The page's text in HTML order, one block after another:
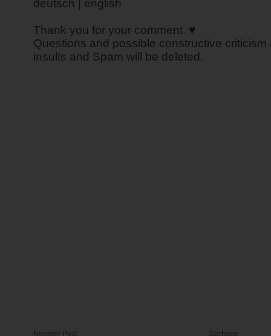
deutsch | english
Thank you for your comment. ♥
Questions and possible constructive criticism
insults and Spam will be deleted.
Neuerer Post Startseite